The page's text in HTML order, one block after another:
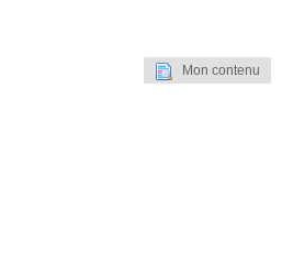
Mon contenu